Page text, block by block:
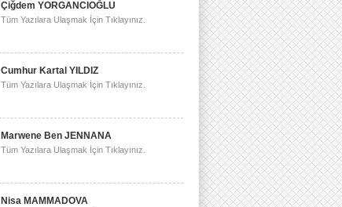
Çiğdem YORGANCIOĞLU
Tüm Yazılara Ulaşmak İçin Tıklayınız.
Cumhur Kartal YILDIZ
Tüm Yazılara Ulaşmak İçin Tıklayınız.
Marwene Ben JENNANA
Tüm Yazılara Ulaşmak İçin Tıklayınız.
Nisa MAMMADOVA